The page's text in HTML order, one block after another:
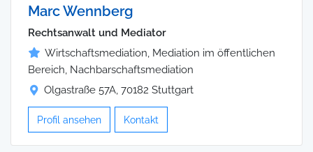
Marc Wennberg
Rechtsanwalt und Mediator
Wirtschaftsmediation, Mediation im öffentlichen
Bereich, Nachbarschaftsmediation
Olgastraße 57A, 70182 Stuttgart
Profil ansehen Kontakt